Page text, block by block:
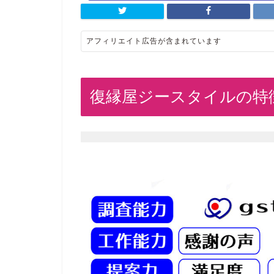
アフィリエイト広告が含まれています
復縁屋ジースタイルの特